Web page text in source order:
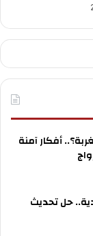
أفكار آمنة
حل تحديث